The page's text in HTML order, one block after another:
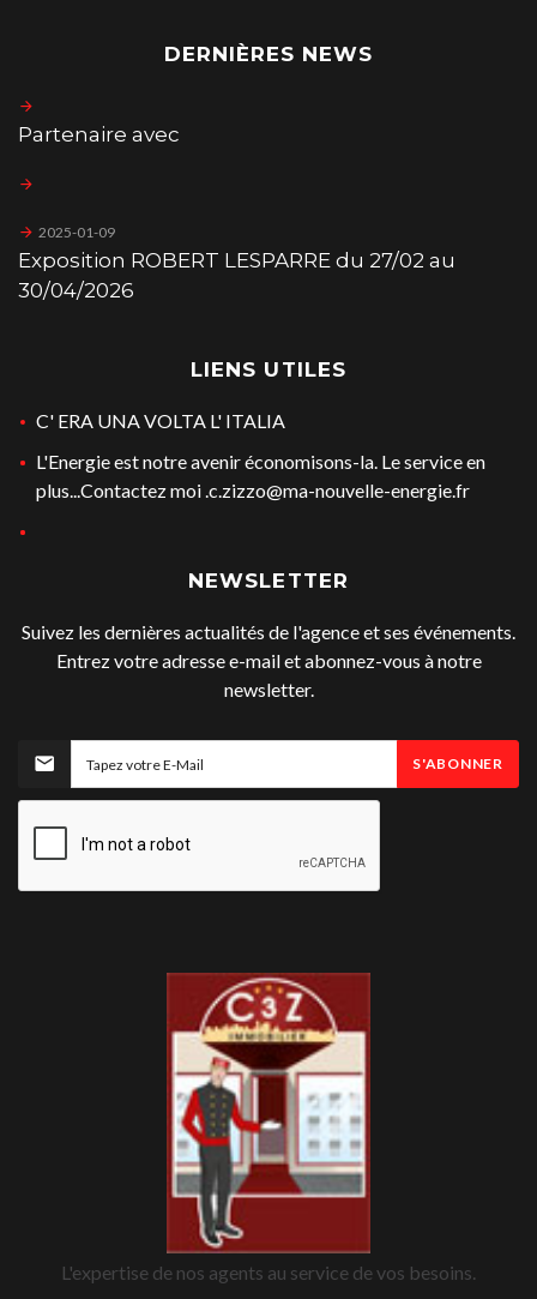
DERNIÈRES NEWS
Partenaire avec
2025-01-09
Exposition ROBERT LESPARRE du 27/02 au
30/04/2026
LIENS UTILES
C' ERA UNA VOLTA L' ITALIA
L'Energie est notre avenir économisons-la. Le service en
plus...Contactez moi .c.zizzo@ma-nouvelle-energie.fr
NEWSLETTER
Suivez les dernières actualités de l'agence et ses événements.
Entrez votre adresse e-mail et abonnez-vous à notre
newsletter.
S'ABONNER
L'expertise de nos agents au service de vos besoins.